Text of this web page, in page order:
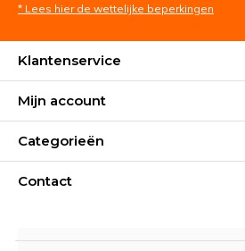
* Lees hier de wettelijke beperkingen
Klantenservice
Mijn account
Categorieën
Contact